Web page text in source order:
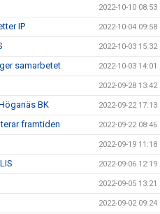
2022-10-10 08:53
IP 2022-10-04 09:58
2022-10-03 15:32
samarbetet 2022-10-03 14:01
2022-09-28 13:42
BK 2022-09-22 17:13
framtiden 2022-09-22 08:46
2022-09-19 11:18
2022-09-06 12:19
2022-09-05 13:21
2022-09-02 09:24